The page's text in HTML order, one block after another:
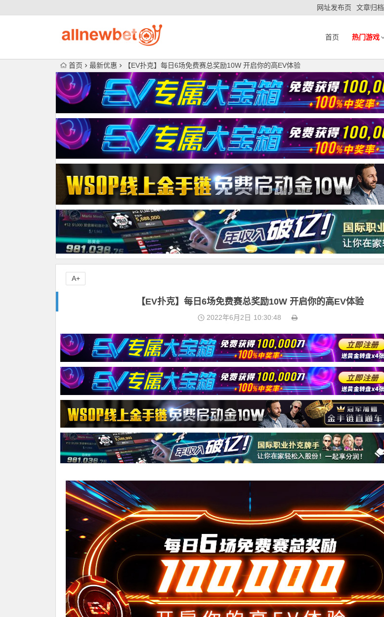
网址发布页 文章归档
首页 热门游戏
首页 最新优惠 【EV扑克】每日6场免费赛总奖励10W 开启你的高EV体验
【EV扑克】每日6场免费赛总奖励10W 开启你的高EV体验
2022年6月2日 10:30:48
A+